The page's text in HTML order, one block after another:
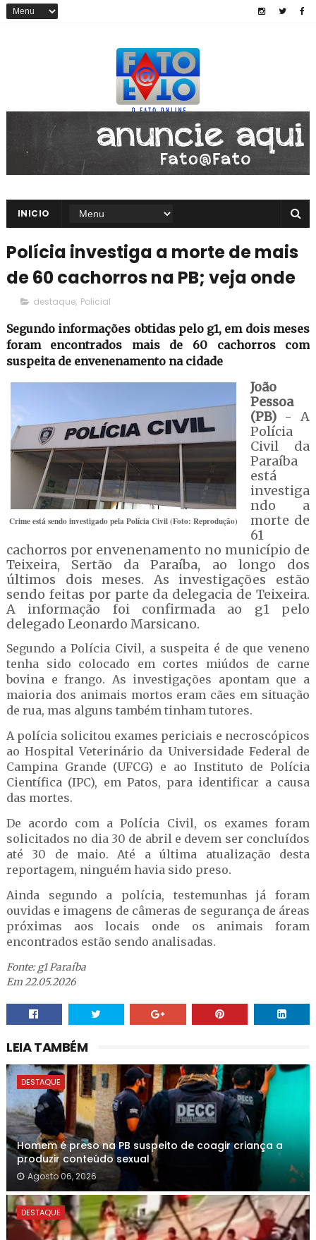
INICIO
Polícia investiga a morte de mais
de 60 cachorros na PB; veja onde
destaque, Policial
Segundo informações obtidas pelo g1, em dois meses
foram encontrados mais de 60 cachorros com
suspeita de envenenamento na cidade
Crime está sendo investigado pela Polícia Civil (Foto: Reprodução)
João
Pessoa
(PB)- A
Polícia
Civil da
Paraíba
está
investiga
ndo a
morte de
61
cachorros por envenenamento no município de
Teixeira, Sertão da Paraíba, ao longo dos
últimos dois meses. As investigações estão
sendo feitas por parte da delegacia de Teixeira.
A informação foi confirmada ao g1 pelo
delegado Leonardo Marsicano.
Segundo a Polícia Civil, a suspeita é de que veneno
tenha sido colocado em cortes miúdos de carne
bovina e frango. As investigações apontam que a
maioria dos animais mortos eram cães em situação
de rua, mas alguns também tinham tutores.
A polícia solicitou exames periciais e necroscópicos
ao Hospital Veterinário da Universidade Federal de
Campina Grande (UFCG) e ao Instituto de Polícia
Científica (IPC), em Patos, para identificar a causa
das mortes.
De acordo com a Polícia Civil, os exames foram
solicitados no dia 30 de abril e devem ser concluídos
até 30 de maio. Até a última atualização desta
reportagem, ninguém havia sido preso.
Ainda segundo a polícia, testemunhas já foram
ouvidas e imagens de câmeras de segurança de áreas
próximas aos locais onde os animais foram
encontrados estão sendo analisadas.
Fonte: g1 Paraíba
Em 22.05.2026
LEIA TAMBÉM
DESTAQUE
Homem é preso na PB suspeito de coagir criança a
produzir conteúdo sexual
Agosto 06, 2026
DESTAQUE